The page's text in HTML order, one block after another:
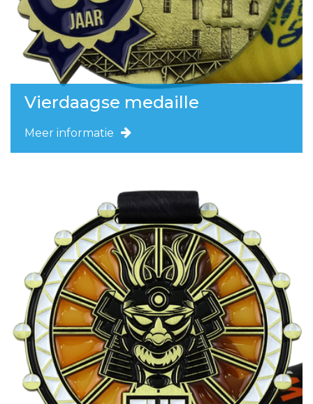
Vierdaagse medaille
Meer informatie